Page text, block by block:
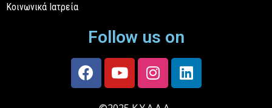
Κοινωνικά Ιατρεία
Follow us on